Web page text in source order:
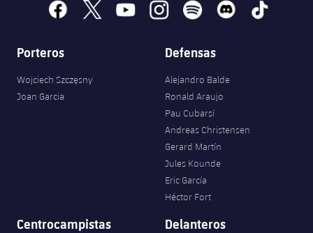
facebook
x youtubeinstagramspotify discord tiktok
Porteros
Wojciech Szczęsny
Joan Garcia
Defensas
Alejandro Balde
Ronald Araujo
Pau Cubarsí
Andreas Christensen
Gerard Martín
Jules Kounde
Eric García
Héctor Fort
Centrocampistas Delanteros